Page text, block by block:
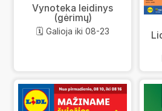
Vynoteka leidinys
(gėrimų)
🗓️ Galioja iki 08-23